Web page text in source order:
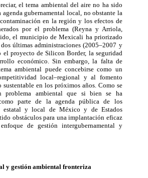
el tema ambiental del aire no ha sido
gubernamental local, no obstante la
en la región y los efectos de
por el problema (Reyna y Arriola,
el municipio de Mexicali ha priorizado
últimas administraciones (2005–2007 y
el proyecto de Silicon Border, la seguridad
económico. Sin embargo, la falta de
ambiental puede concebirse como un
local–regional y al fomento
sustentable en los próximos años. Como se
problema ambiental que si bien se ha
parte de la agenda pública de los
estatal y local de México y de Estados
obstáculos para una implantación eficaz
de gestión intergubernamental y
y gestión ambiental fronteriza